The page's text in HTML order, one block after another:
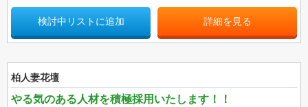
検討中リストに追加 詳細を見る
柏人妻花壇
やる気のある人材を積極採用いたします！！